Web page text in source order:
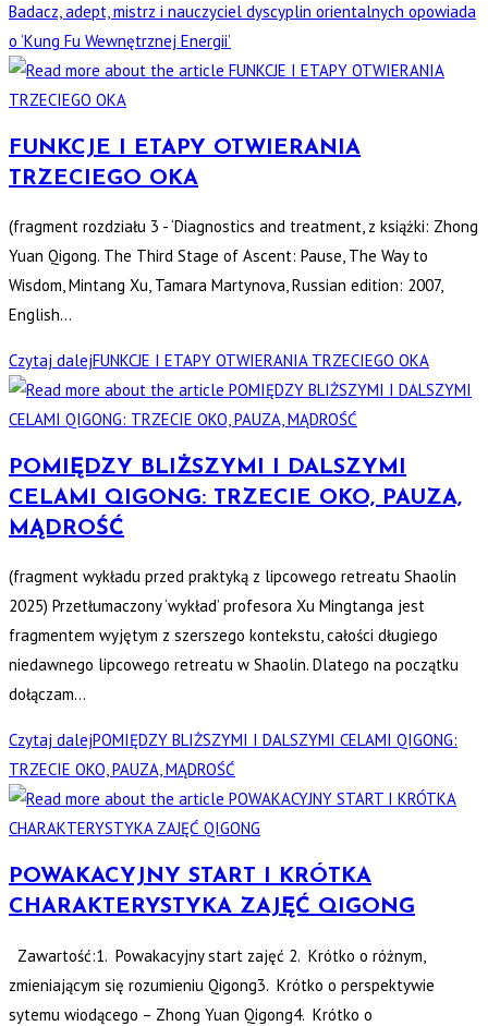
Badacz, adept, mistrz i nauczyciel dyscyplin orientalnych opowiada
o ‘Kung Fu Wewnętrznej Energii’
FUNKCJE I ETAPY OTWIERANIA
TRZECIEGO OKA
(fragment rozdziału 3 - ‘Diagnostics and treatment, z książki: Zhong
Yuan Qigong. The Third Stage of Ascent: Pause, The Way to
Wisdom, Mintang Xu, Tamara Martynova, Russian edition: 2007,
English…
Czytaj dalejFUNKCJE I ETAPY OTWIERANIA TRZECIEGO OKA
POMIĘDZY BLIŻSZYMI I DALSZYMI
CELAMI QIGONG: TRZECIE OKO, PAUZA,
MĄDROŚĆ
(fragment wykładu przed praktyką z lipcowego retreatu Shaolin
2025) Przetłumaczony ‘wykład’ profesora Xu Mingtanga jest
fragmentem wyjętym z szerszego kontekstu, całości długiego
niedawnego lipcowego retreatu w Shaolin. Dlatego na początku
dołączam…
Czytaj dalejPOMIĘDZY BLIŻSZYMI I DALSZYMI CELAMI QIGONG:
TRZECIE OKO, PAUZA, MĄDROŚĆ
POWAKACYJNY START I KRÓTKA
CHARAKTERYSTYKA ZAJĘĆ QIGONG
Zawartość:1. Powakacyjny start zajęć 2. Krótko o różnym,
zmieniającym się rozumieniu Qigong3. Krótko o perspektywie
sytemu wiodącego – Zhong Yuan Qigong4. Krótko o